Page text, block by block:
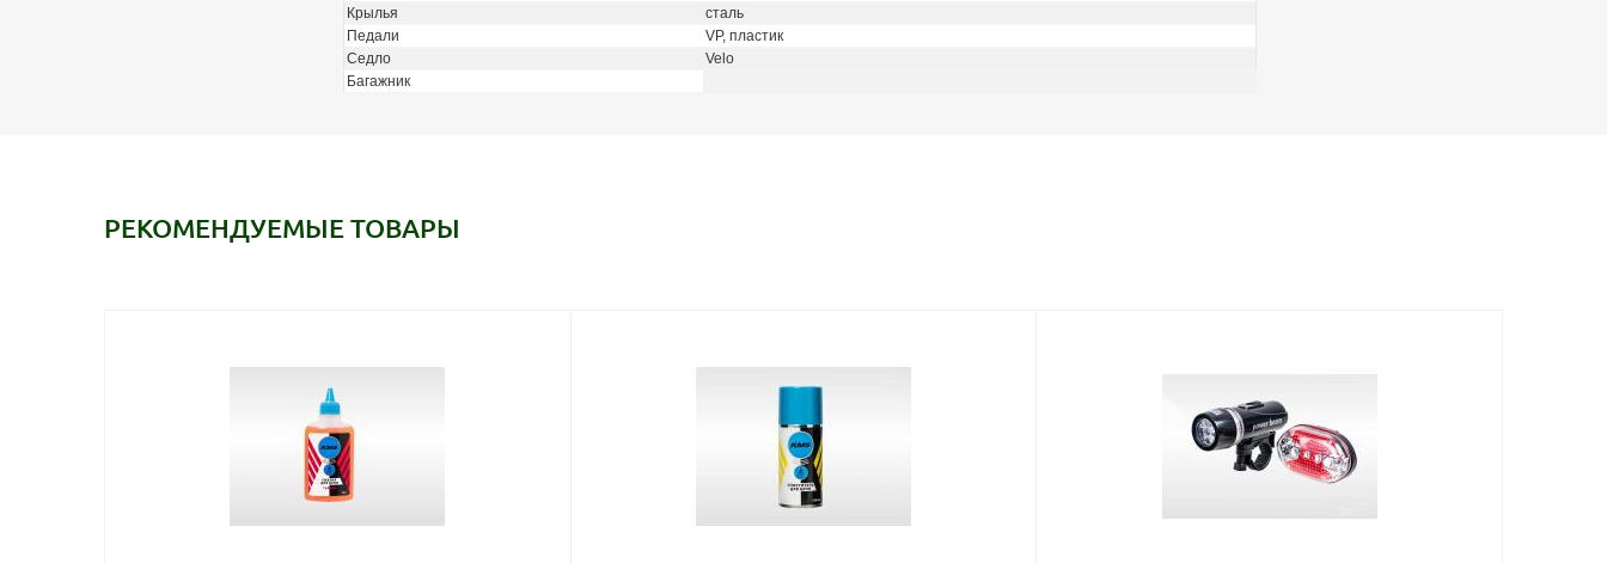
Крылья
сталь
Педали
VP, пластик
Седло
Velo
Багажник
РЕКОМЕНДУЕМЫЕ ТОВАРЫ